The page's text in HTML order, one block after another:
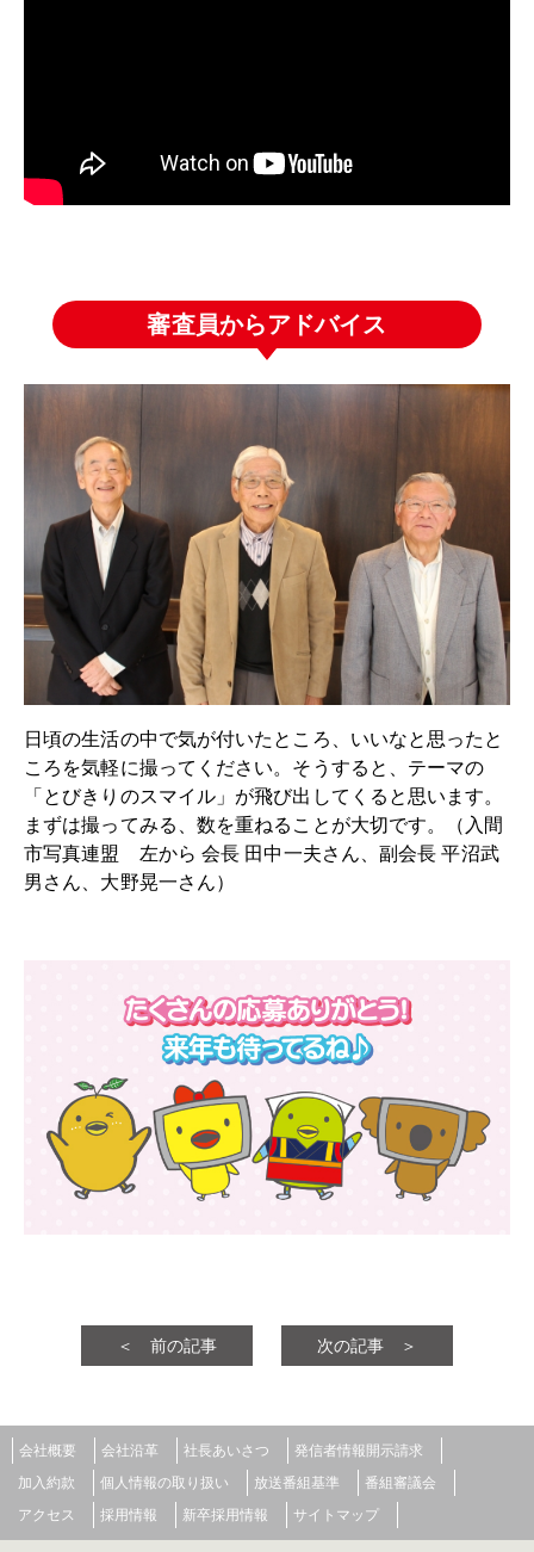
審査員からアドバイス
日頃の生活の中で気が付いたところ、いいなと思ったと
ころを気軽に撮ってください。そうすると、テーマの
「とびきりのスマイル」が飛び出してくると思います。
まずは撮ってみる、数を重ねることが大切です。（入間
市写真連盟 左から 会長 田中一夫さん、副会長 平沼武
男さん、大野晃一さん）
＜ 前の記事 次の記事 ＞
会社概要 会社沿革 社長あいさつ
発信者情報開示請求
加入約款
個人情報の取り扱い 放送番組基準
番組審議会
アクセス
採用情報 新卒採用情報 サイトマップ